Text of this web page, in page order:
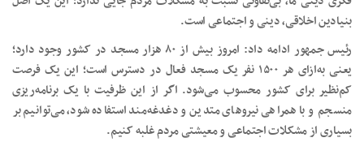
بنیادین اخلاقی، دینی و اجتماعی است.
رئیس جمهور ادامه داد: امروز بیش از ۸۰ هزار مسجد در کشور وجود دارد؛
یعنی به‌ازای هر ۱۵۰۰ نفر یک مسجد فعال در دسترس است؛ این یک فرصت
کم‌نظیر برای کشور محسوب می‌شود. اگر از این ظرفیت با یک برنامه‌ریزی
منسجم و با همراهی نیروهای متدین و دغدغه‌مند استفاده شود، می‌توانیم بر
بسیاری از مشکلات اجتماعی و معیشتی مردم غلبه کنیم.